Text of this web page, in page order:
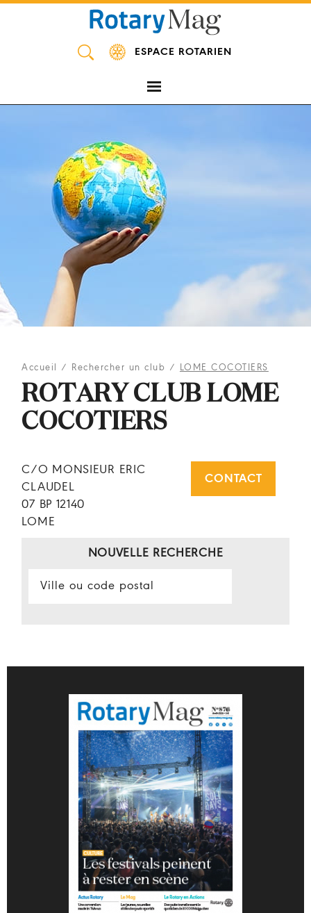
ESPACE ROTARIEN
Accueil / Rechercher un club / LOME COCOTIERS
ROTARY CLUB LOME
COCOTIERS
C/O MONSIEUR ERIC
CLAUDEL
07 BP 12140
LOME
CONTACT
NOUVELLE RECHERCHE
Panneau de gestion des cookies